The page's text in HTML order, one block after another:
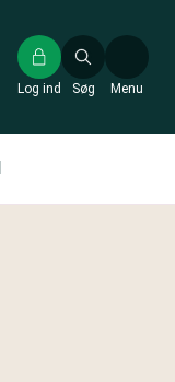
Søg
Log ind Menu